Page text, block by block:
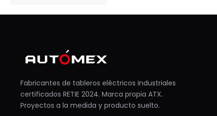
Fabricantes de tableros eléctricos industriales
certificados RETIE 2024. Marca propia ATX.
Proyectos a la medida y producto suelto.